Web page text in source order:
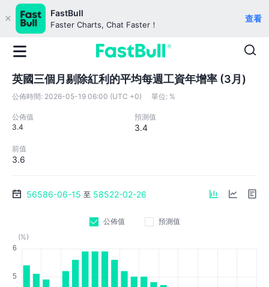
FastBull
Faster Charts, Chat Faster！
查看
英國三個月剔除紅利的平均每週工資年增率 (3月)
公佈時間: 2026-05-19 06:00 (UTC +0) 單位: %
公佈值
3.4
預測值
3.4
前值
3.6
56586-06-15 至 58522-02-26
公佈值
預測值
(%)